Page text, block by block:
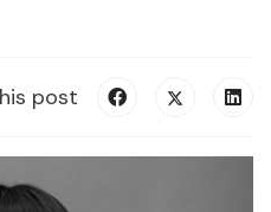
post